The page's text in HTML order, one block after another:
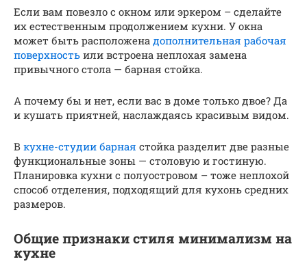
Если вам повезло с окном или эркером – сделайте
их естественным продолжением кухни. У окна
может быть расположена дополнительная рабочая
поверхность или встроена неплохая замена
привычного стола — барная стойка.
А почему бы и нет, если вас в доме только двое? Да
и кушать приятней, наслаждаясь красивым видом.
В кухне-студии барная стойка разделит две разные
функциональные зоны — столовую и гостиную.
Планировка кухни с полуостровом – тоже неплохой
способ отделения, подходящий для кухонь средних
размеров.
Общие признаки стиля минимализм на
кухне